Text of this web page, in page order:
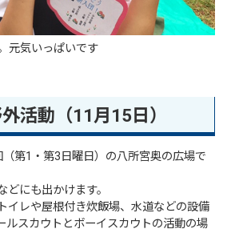
元気いっぱいです
活動（11月15日）
第1・第3日曜日）の八所宮奥の広場で
にも出かけます。
イレや屋根付き炊飯場、水道などの設備
ルスカウトとボーイスカウトの活動の場